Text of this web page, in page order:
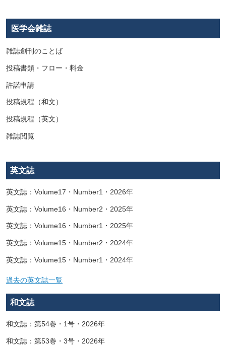
医学会雑誌
雑誌創刊のことば
投稿書類・フロー・料金
許諾申請
投稿規程（和文）
投稿規程（英文）
雑誌閲覧
英文誌
英文誌：Volume17・Number1・2026年
英文誌：Volume16・Number2・2025年
英文誌：Volume16・Number1・2025年
英文誌：Volume15・Number2・2024年
英文誌：Volume15・Number1・2024年
過去の英文誌一覧
和文誌
和文誌：第54巻・1号・2026年
和文誌：第53巻・3号・2026年